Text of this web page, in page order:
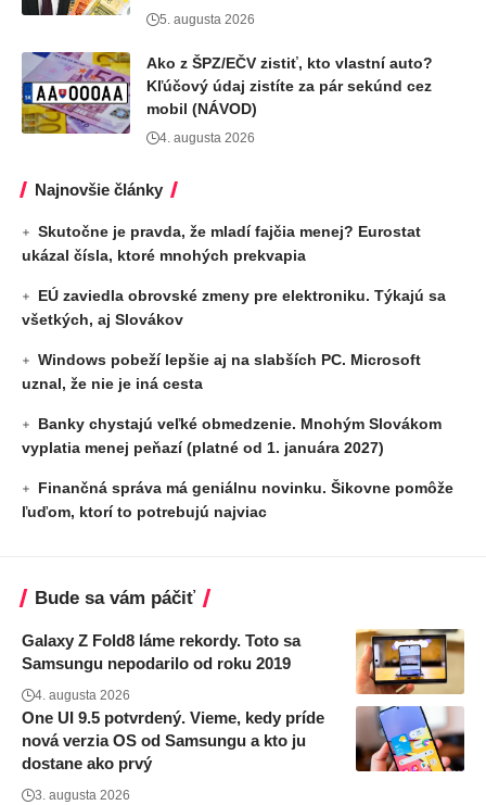
5. augusta 2026
Ako z ŠPZ/EČV zistiť, kto vlastní auto?
Kľúčový údaj zistíte za pár sekúnd cez
mobil (NÁVOD)
4. augusta 2026
Najnovšie články
Skutočne je pravda, že mladí fajčia menej? Eurostat
ukázal čísla, ktoré mnohých prekvapia
EÚ zaviedla obrovské zmeny pre elektroniku. Týkajú sa
všetkých, aj Slovákov
Windows pobeží lepšie aj na slabších PC. Microsoft
uznal, že nie je iná cesta
Banky chystajú veľké obmedzenie. Mnohým Slovákom
vyplatia menej peňazí (platné od 1. januára 2027)
Finančná správa má geniálnu novinku. Šikovne pomôže
ľuďom, ktorí to potrebujú najviac
Bude sa vám páčiť
Galaxy Z Fold8 láme rekordy. Toto sa
Samsungu nepodarilo od roku 2019
4. augusta 2026
One UI 9.5 potvrdený. Vieme, kedy príde
nová verzia OS od Samsungu a kto ju
dostane ako prvý
3. augusta 2026